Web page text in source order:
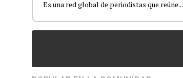
Es una red global de periodistas que reúne...